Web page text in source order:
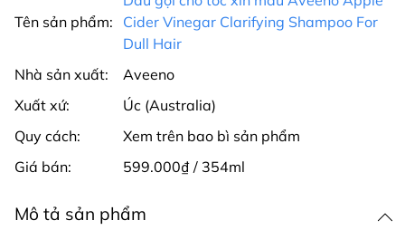
Tên sản phẩm:
Cider Vinegar Clarifying Shampoo For
Dull Hair
Nhà sản xuất:
Aveeno
Xuất xứ:
Úc (Australia)
Quy cách:
Xem trên bao bì sản phẩm
Giá bán:
599.000₫ / 354ml
Mô tả sản phẩm